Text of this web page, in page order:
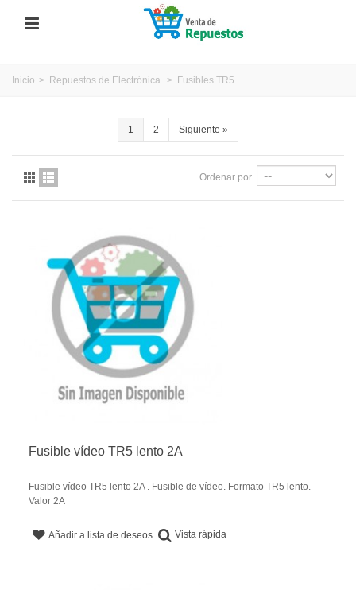
Inicio > Repuestos de Electrónica > Fusibles TR5
1 2 Siguiente »
Ordenar por
Fusible vídeo TR5 lento 2A
Fusible vídeo TR5 lento 2A . Fusible de vídeo. Formato TR5 lento.
Valor 2A
Añadir a lista de deseos Vista rápida